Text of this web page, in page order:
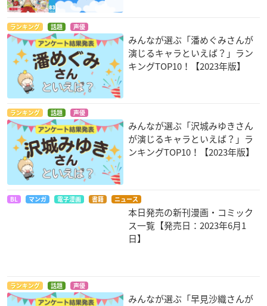
ランキング 話題 声優
みんなが選ぶ「潘めぐみさんが
演じるキャラといえば？」ラン
キングTOP10！【2023年版】
ランキング 話題 声優
みんなが選ぶ「沢城みゆきさん
が演じるキャラといえば？」ラ
ンキングTOP10！【2023年版】
BL マンガ 電子漫画 書籍 ニュース
本日発売の新刊漫画・コミック
ス一覧【発売日：2023年6月1
日】
ランキング 話題 声優
みんなが選ぶ「早見沙織さんが